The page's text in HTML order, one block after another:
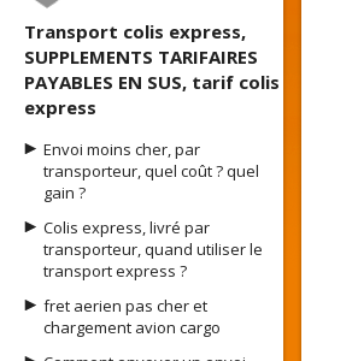
Transport colis express,
SUPPLEMENTS TARIFAIRES
PAYABLES EN SUS, tarif colis
express
Envoi moins cher, par
transporteur, quel coût ? quel
gain ?
Colis express, livré par
transporteur, quand utiliser le
transport express ?
fret aerien pas cher et
chargement avion cargo